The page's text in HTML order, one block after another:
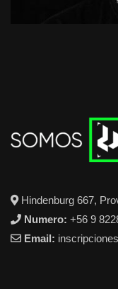
Hindenburg 667,
Numero: +56 9
Email: